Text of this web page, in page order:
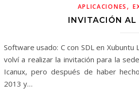
APLICACIONES ,
INVITACIÓN
Software usado: C con SDL en
volví a realizar la invitación para la
Icanux, pero después de haber
2013 y…